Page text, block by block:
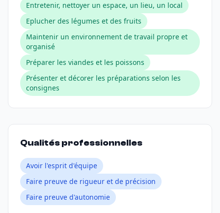
Entretenir, nettoyer un espace, un lieu, un local
Eplucher des légumes et des fruits
Maintenir un environnement de travail propre et
organisé
Préparer les viandes et les poissons
Présenter et décorer les préparations selon les
consignes
Qualités professionnelles
Avoir l'esprit d'équipe
Faire preuve de rigueur et de précision
Faire preuve d'autonomie